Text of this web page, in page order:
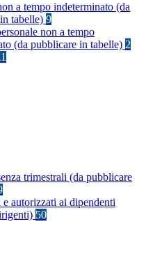
a tempo indeterminato (da
tabelle) 9
non a tempo
(da pubblicare in tabelle) 2
trimestrali (da pubblicare
autorizzati ai dipendenti
50